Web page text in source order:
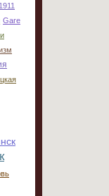
Gare